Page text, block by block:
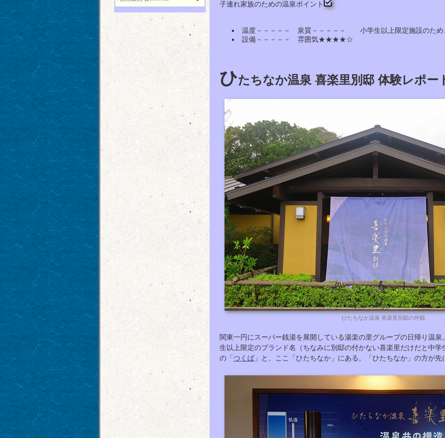
子連れ家族のための温泉ポイント
温度－－－－－ 泉質－－－－－ 小学生以上限定施設のた
設備－－－－－ 雰囲気★★★★☆
ひたちなか温泉 喜楽里別邸 体験レポー
ひたちなか温泉 喜楽里別邸の外観
関東一円にスーパー銭湯を展開している湯楽の里グループの日帰り温
生以上限定のブランド名（ちなみに別邸の付かない喜楽里だけだと中
の「 つくば 」と、ここ「ひたちなか」にある。「ひたちなか」の方が先